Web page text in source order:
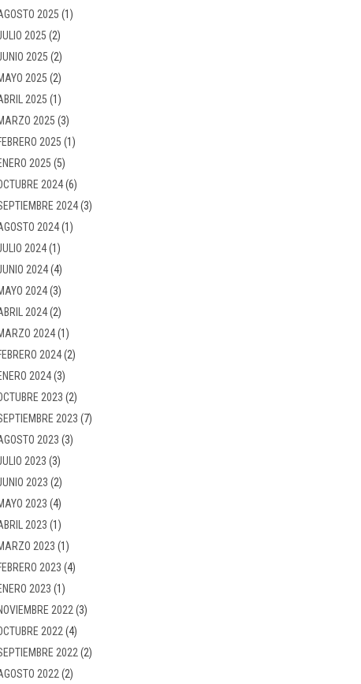
2025 (1)
2025 (2)
2025 (2)
2025 (2)
2025 (1)
2025 (3)
2025 (1)
2025 (5)
2024(6)
2024(3)
2024(1)
2024(1)
2024(4)
2024(3)
2024(2)
2024(1)
2024(2)
2024(3)
2023 (2)
2023 (7)
2023 (3)
2023 (3)
2023 (2)
2023 (4)
2023 (1)
2023 (1)
2023 (4)
2023 (1)
2022 (3)
2022 (4)
2022 (2)
2022 (2)